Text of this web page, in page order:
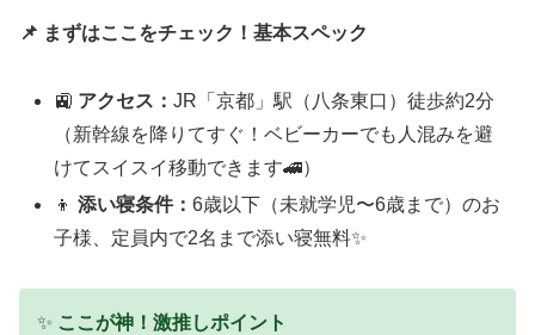
📌 まずはここをチェック！基本スペック
🚉 アクセス：JR「京都」駅（八条東口）徒歩約2分
（新幹線を降りてすぐ！ベビーカーでも人混みを避
けてスイスイ移動できます🚄）
👦添い寝条件：6歳以下（未就学児〜6歳まで）のお
子様、定員内で2名まで添い寝無料✨
✨ ここが神！激推しポイント